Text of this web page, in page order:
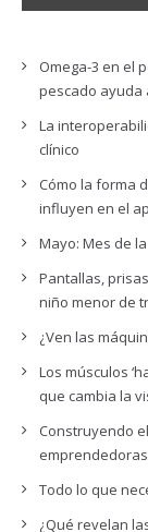
Omega-3 en el
pescado ayuda
La
clínico
Cómo la forma
influyen en el
Mayo: Mes de
Pantallas,
niño menor de
¿Ven las
Los músculos
que cambia la
Construyendo
Todo lo que
¿Qué revelan